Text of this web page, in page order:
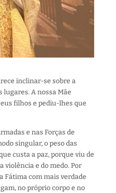
inclinar-se sobre a
lugares. A nossa Mãe
filhos e pediu-lhes que
e nas Forças de
singular, o peso das
custa a paz, porque viu de
violência e do medo. Por
Fátima com mais verdade
no próprio corpo e no